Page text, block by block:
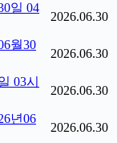
일 04
2026.06.30
월30
2026.06.30
03시
2026.06.30
년06
2026.06.30